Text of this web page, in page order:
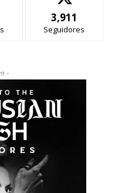
3,911
Seguidores
-